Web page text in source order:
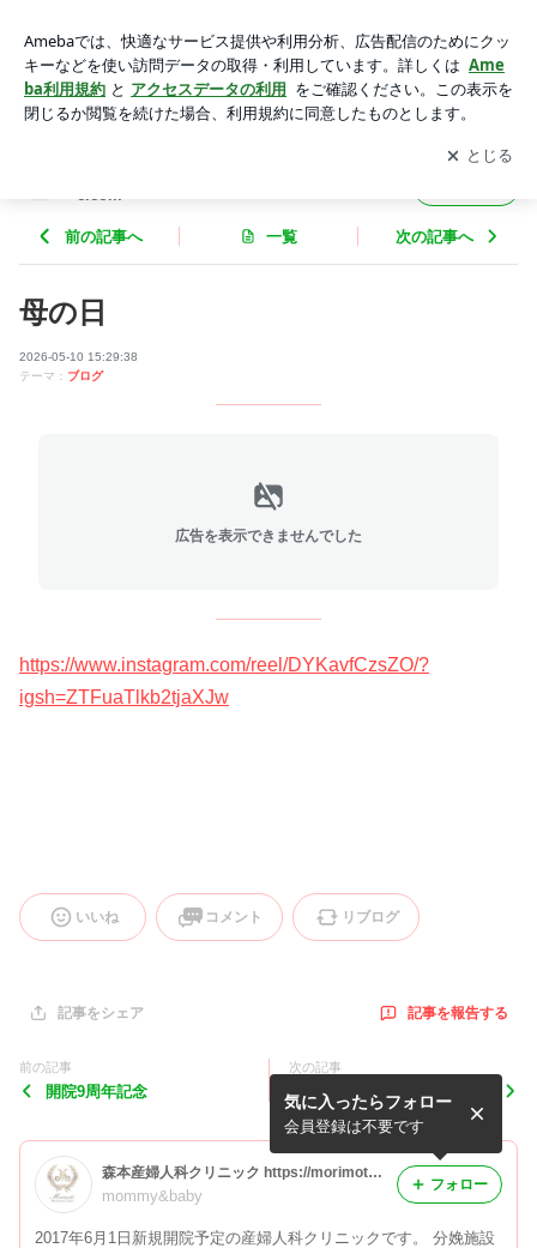
アプリをダウンロードして ブログの更新通知
を受け取りまし
ょう。
開く
c.com
前の記事へ 一覧 次の記事へ
母の日
2026-05-10 15:29:38
テーマ： ブログ
広告を表示できませんでした
https://www.instagram.com/reel/DYKavfCzsZO/?
igsh=ZTFuaTlkb2tjaXJw
いいね コメント リブログ
記事をシェア 記事を報告する
前の記事
開院9周年記念
次の記事
リフレッシュランチ メキシ
コ料理
森本産婦人科クリニック https://morimoto-mc.com
mommy&baby
2017年6月1日新規開院予定の産婦人科クリニックです。 分娩施設
気に入ったらフォロー
会員登録は不要です
フォロー